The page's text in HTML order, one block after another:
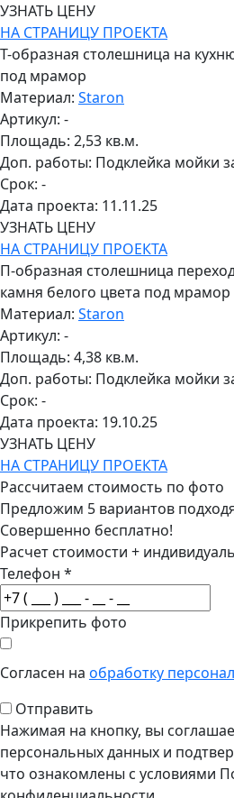
УЗНАТЬ ЦЕНУ
НА СТРАНИЦУ ПРОЕКТА
Т-образная столешница на
под мрамор
Материал: Staron
Артикул: -
Площадь: 2,53 кв.м.
Доп. работы: Подклейка мойки
Срок: -
Дата проекта: 11.11.25
УЗНАТЬ ЦЕНУ
НА СТРАНИЦУ ПРОЕКТА
П-образная столешница
камня белого цвета под мрамор
Материал: Staron
Артикул: -
Площадь: 4,38 кв.м.
Доп. работы: Подклейка мойки
Срок: -
Дата проекта: 19.10.25
УЗНАТЬ ЦЕНУ
НА СТРАНИЦУ ПРОЕКТА
Рассчитаем стоимость по фото
Предложим 5 вариантов
Совершенно бесплатно!
Расчет стоимости +
Телефон *
Прикрепить фото
Согласен на обработку
Отправить
Нажимая на кнопку, вы
персональных данных и
что ознакомлены с условиями